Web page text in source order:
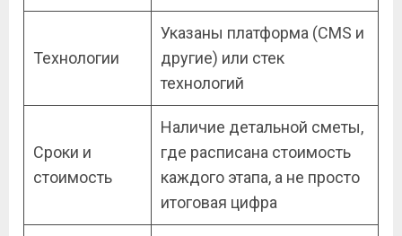
Технологии
Указаны платформа (CMS и
другие) или стек
технологий
Сроки и
стоимость
Наличие детальной сметы,
где расписана стоимость
каждого этапа, а не просто
итоговая цифра